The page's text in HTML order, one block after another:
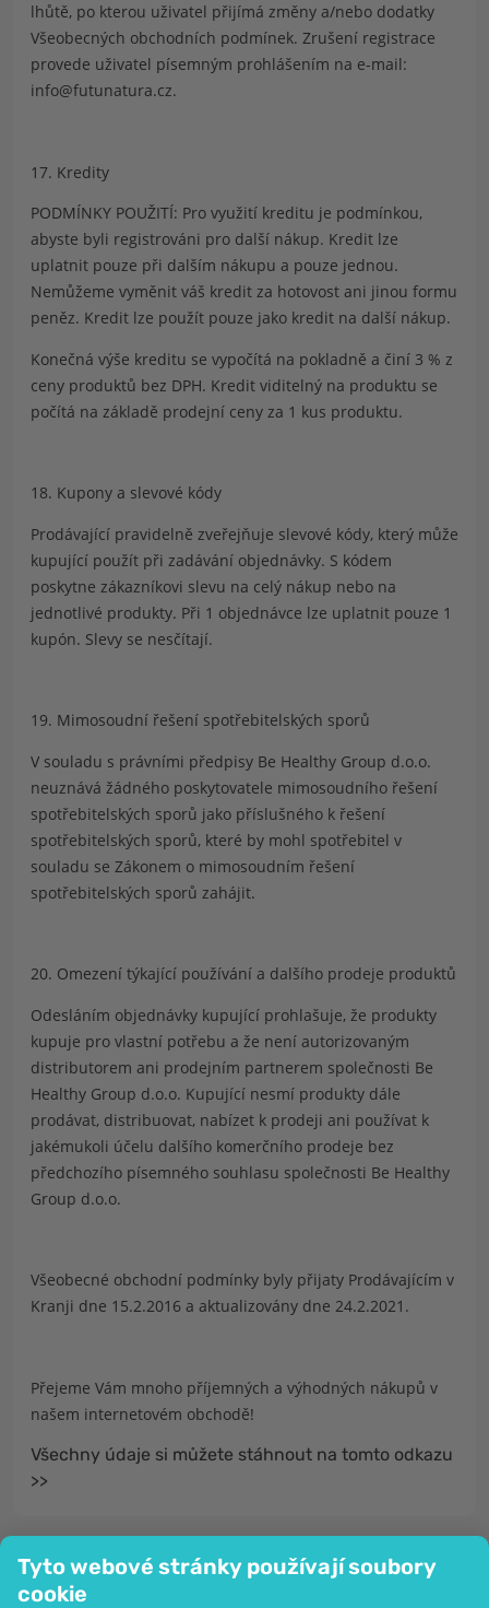
Tyto webové stránky používají soubory
cookie
lhůtě, po kterou uživatel přijímá změny a/nebo dodatky
Všeobecných obchodních podmínek. Zrušení registrace
provede uživatel písemným prohlášením na e-mail:
info@futunatura.cz.
17. Kredity
PODMÍNKY POUŽITÍ: Pro využití kreditu je podmínkou,
abyste byli registrováni pro další nákup. Kredit lze
uplatnit pouze při dalším nákupu a pouze jednou.
Nemůžeme vyměnit váš kredit za hotovost ani jinou formu
peněz. Kredit lze použít pouze jako kredit na další nákup.
Konečná výše kreditu se vypočítá na pokladně a činí 3 % z
ceny produktů bez DPH. Kredit viditelný na produktu se
počítá na základě prodejní ceny za 1 kus produktu.
18. Kupony a slevové kódy
Prodávající pravidelně zveřejňuje slevové kódy, který může
kupující použít při zadávání objednávky. S kódem
poskytne zákazníkovi slevu na celý nákup nebo na
jednotlivé produkty. Při 1 objednávce lze uplatnit pouze 1
kupón. Slevy se nesčítají.
19. Mimosoudní řešení spotřebitelských sporů
V souladu s právními předpisy Be Healthy Group d.o.o.
neuznává žádného poskytovatele mimosoudního řešení
spotřebitelských sporů jako příslušného k řešení
spotřebitelských sporů, které by mohl spotřebitel v
souladu se Zákonem o mimosoudním řešení
spotřebitelských sporů zahájit.
20. Omezení týkající používání a dalšího prodeje produktů
Odesláním objednávky kupující prohlašuje, že produkty
kupuje pro vlastní potřebu a že není autorizovaným
distributorem ani prodejním partnerem společnosti Be
Healthy Group d.o.o. Kupující nesmí produkty dále
prodávat, distribuovat, nabízet k prodeji ani používat k
jakémukoli účelu dalšího komerčního prodeje bez
předchozího písemného souhlasu společnosti Be Healthy
Group d.o.o.
Všeobecné obchodní podmínky byly přijaty Prodávajícím v
Kranji dne 15.2.2016 a aktualizovány dne 24.2.2021.
Přejeme Vám mnoho příjemných a výhodných nákupů v
našem internetovém obchodě!
Všechny údaje si můžete stáhnout na tomto odkazu
>>